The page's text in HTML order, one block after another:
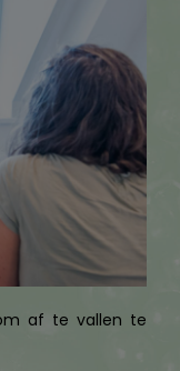
af te vallen te